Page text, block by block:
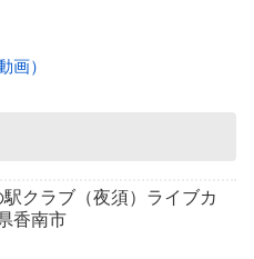
画）
クラブ（夜須）ライブカ
香南市